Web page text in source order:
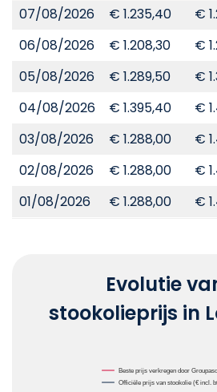
07/08/2026
€ 1.235,40 €
06/08/2026
€ 1.208,30 €
05/08/2026
€ 1.289,50 €
04/08/2026
€ 1.395,40 €
03/08/2026
€ 1.288,00 €
02/08/2026
€ 1.288,00 €
01/08/2026
€ 1.288,00 €
Evolutie
stookolieprijs in
Beste prijs verkregen door
Officiële prijs van stookolie (€ incl.